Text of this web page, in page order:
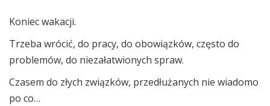
Koniec wakacji.
Trzeba wrócić, do pracy, do obowiązków, często do
problemów, do niezałatwionych spraw.
Czasem do złych związków, przedłużanych nie wiadomo
po co…